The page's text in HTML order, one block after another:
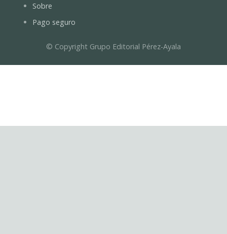
Sobre
Pago seguro
© Copyright Grupo Editorial Pérez-Ayala